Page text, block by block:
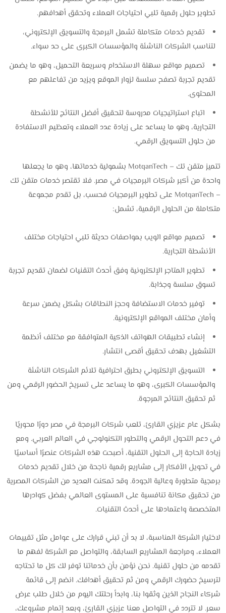
تطوير حلول رقمية تلبي احتياجات العملاء وتحقق أهدافهم.
تقديم خدمات متكاملة تشمل البرمجة والتسويق الإلكتروني،
لتناسب الشركات الناشئة والمؤسسات الكبرى على حد سواء.
تصميم مواقع سهلة الاستخدام وسريعة التحميل، وهو ما يضمن
تقديم تجربة تصفح سلسة لزوار الموقع ويزيد من تفاعلهم مع
المحتوى.
اتباع استراتيجيات مدروسة لتحقيق أفضل النتائج للأنشطة
التجارية، وهو ما يساعد على زيادة عدد العملاء وتعظيم الاستفادة
من حلول التسويق الرقمي.
تتميز متقن تك – MotqanTech بشمولية خدماتها، وهو ما يجعلها
واحدة من أكبر شركات البرمجيات في مصر. فلا تقتصر خدمات متقن تك
– MotqanTech على تطوير البرمجيات فحسب، بل تقدم مجموعة
متكاملة من الحلول الرقمية، تشمل:
تصميم مواقع الويب بمواصفات حديثة تلبي احتياجات مختلف
الأنشطة التجارية.
تطوير المتاجر الإلكترونية وفق أحدث التقنيات لضمان تقديم تجربة
تسوق سلسة وجذابة.
توفير خدمات الاستضافة وحجز النطاقات بشكل يضمن سرعة
وأمان مختلف المواقع الإلكترونية.
إنشاء تطبيقات الهواتف الذكية المتوافقة مع مختلف أنظمة
التشغيل بهدف تحقيق أقصى انتشار.
التسويق الإلكتروني بطرق احترافية تلائم الشركات الناشئة
والمؤسسات الكبرى، وهو ما يساعد على تسريخ الحضور الرقمي ومن
ثم تحقيق النتائج المرجوة.
بشكل عام عزيزي القارئ، تلعب شركات البرمجة في مصر دورًا محوريًا
في دعم التحول الرقمي والتطور التكنولوجي في العالم العربي. ومع
زيادة الحاجة إلى الحلول التقنية، أصبحت هذه الشركات عنصرًا أساسيًا
في تحويل الأفكار إلى مشاريع رقمية ناجحة من خلال تقديم خدمات
برمجية متطورة وعالية الجودة. وقد تمكنت العديد من الشركات المصرية
من تحقيق مكانة تنافسية على المستوى العالمي بفضل كوادرها
المتخصصة واعتمادها على أحدث التقنيات.
لاختيار الشركة المناسبة، لا بد أن تبني قرارك على عوامل مثل تقييمات
العملاء، ومراجعة المشاريع السابقة، والتواصل مع الشركة لفهم ما
تقدمه من حلول تقنية. نحن نؤمن بأن خدماتنا توفر لك كل ما تحتاجه
لترسيخ حضورك الرقمي ومن ثم تحقيق أهدافك. انضم إلى قائمة
شركاء النجاح الذين وثقوا بنا، وابدأ رحلتك اليوم من خلال طلب عرض
سعر. لا تتردد في التواصل معنا عزيزي القارئ، وبعد إتمام مشروعك،